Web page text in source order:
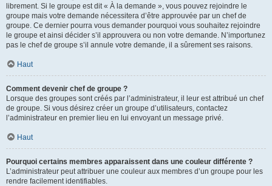
librement. Si le groupe est dit « À la demande », vous pouvez rejoindre le
groupe mais votre demande nécessitera d’être approuvée par un chef de
groupe. Ce dernier pourra vous demander pourquoi vous souhaitez rejoindre
le groupe et ainsi décider s’il approuvera ou non votre demande. N’importunez
pas le chef de groupe s’il annule votre demande, il a sûrement ses raisons.
Haut
Comment devenir chef de groupe ?
Lorsque des groupes sont créés par l’administrateur, il leur est attribué un chef
de groupe. Si vous désirez créer un groupe d’utilisateurs, contactez
l’administrateur en premier lieu en lui envoyant un message privé.
Haut
Pourquoi certains membres apparaissent dans une couleur différente ?
L’administrateur peut attribuer une couleur aux membres d’un groupe pour les
rendre facilement identifiables.